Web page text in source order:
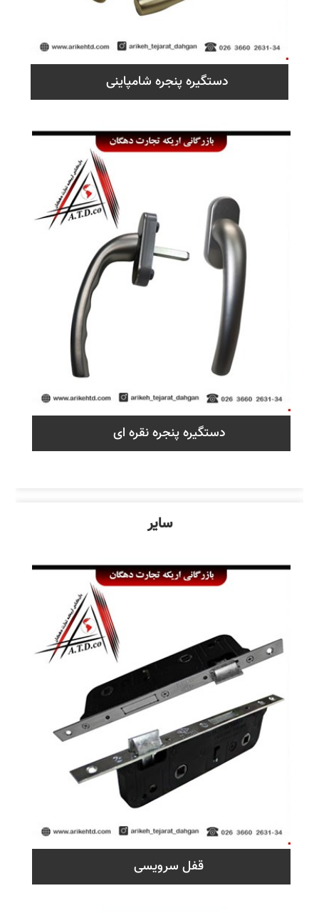
دستگیره پنجره شامپاینی
دستگیره پنجره نقره ای
سایر
قفل سرویسی